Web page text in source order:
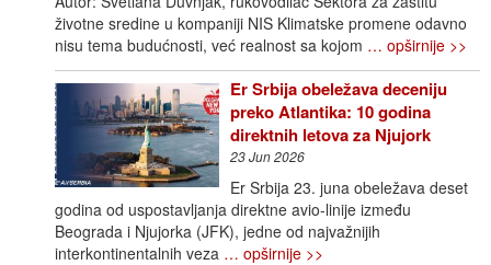
životne sredine u kompaniji NIS Klimatske promene odavno
nisu tema budućnosti, već realnost sa kojom … opširnije >>
Er Srbija obeležava deceniju
preko Atlantika: 10 godina
direktnih letova za Njujork
23 Jun 2026
Er Srbija 23. juna obeležava deset
godina od uspostavljanja direktne avio-linije između
Beograda i Njujorka (JFK), jedne od najvažnijih
interkontinentalnih veza … opširnije >>